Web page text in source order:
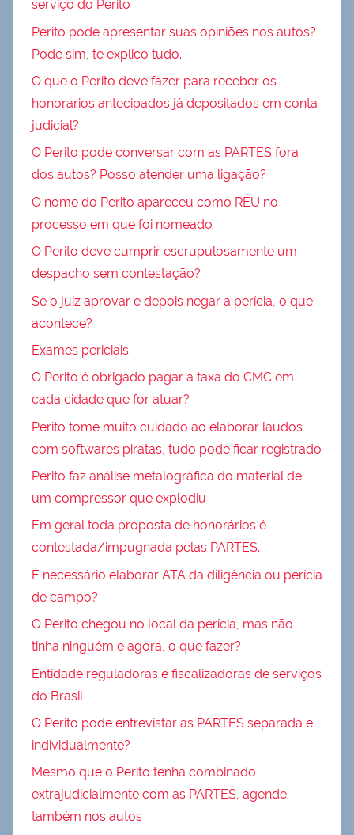
serviço do Perito
Perito pode apresentar suas opiniões nos autos?
Pode sim, te explico tudo.
O que o Perito deve fazer para receber os
honorários antecipados já depositados em conta
judicial?
O Perito pode conversar com as PARTES fora
dos autos? Posso atender uma ligação?
O nome do Perito apareceu como RÉU no
processo em que foi nomeado
O Perito deve cumprir escrupulosamente um
despacho sem contestação?
Se o juiz aprovar e depois negar a perícia, o que
acontece?
Exames periciais
O Perito é obrigado pagar a taxa do CMC em
cada cidade que for atuar?
Perito tome muito cuidado ao elaborar laudos
com softwares piratas, tudo pode ficar registrado
Perito faz análise metalográfica do material de
um compressor que explodiu
Em geral toda proposta de honorários é
contestada/impugnada pelas PARTES.
É necessário elaborar ATA da diligência ou perícia
de campo?
O Perito chegou no local da perícia, mas não
tinha ninguém e agora, o que fazer?
Entidade reguladoras e fiscalizadoras de serviços
do Brasil
O Perito pode entrevistar as PARTES separada e
individualmente?
Mesmo que o Perito tenha combinado
extrajudicialmente com as PARTES, agende
também nos autos